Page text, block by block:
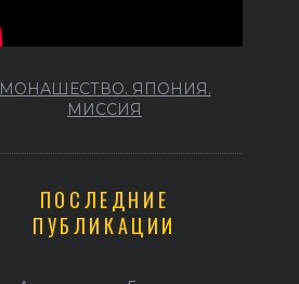
МОНАШЕСТВО. ЯПОНИЯ.
МИССИЯ
ПОСЛЕДНИЕ
ПУБЛИКАЦИИ